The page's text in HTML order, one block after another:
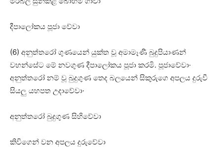
දීපාලෝකය පූජා වේවා
(6) අනුත්තරෝ ගුණයෙන් යුක්‌ත වූ අමාමෑණී බුදුපියාණන්
වහන්සේට මේ නවගුණ දීපාලෝකය පූජා කරමි. පූජාවේවා·
අනුත්තරෝ නම් වූ බුදුගුණ තෙද බලයෙන් සිකුරුගෙ අපලය දුරුවී
සියලු යහපත උදාවේවා·
අනුත්තරෝ බුදුගුණ සිහිවේවා
කිවිගෙන් වන අපලය දුරුවේවා